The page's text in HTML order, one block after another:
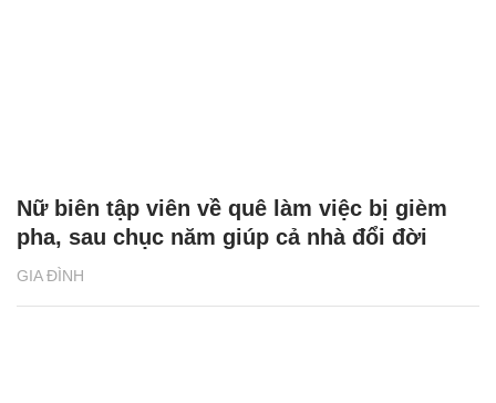
GIA ĐÌNH
Nữ biên tập viên về quê làm việc bị gièm
pha, sau chục năm giúp cả nhà đổi đời